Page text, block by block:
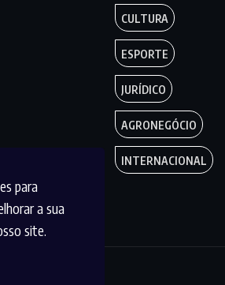
para
a sua
site.
CULTURA
ESPORTE
JURÍDICO
AGRONEGÓCIO
INTERNACIONAL